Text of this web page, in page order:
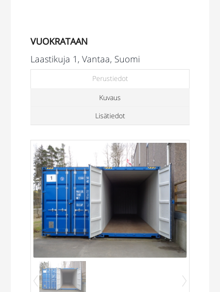
VUOKRATAAN
Laastikuja 1, Vantaa, Suomi
Perustiedot
Kuvaus
Lisätiedot